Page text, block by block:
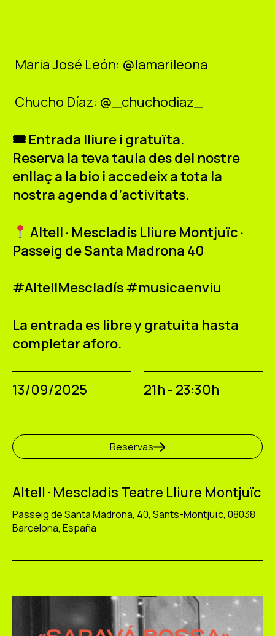
Maria José León: @lamarileona
Chucho Díaz: @_chuchodiaz_
🎟 Entrada lliure i gratuïta.
Reserva la teva taula des del nostre
enllaç a la bio i accedeix a tota la
nostra agenda d’activitats.
Altell · Mescladís Lliure Montjuïc ·
Passeig de Santa Madrona 40
#AltellMescladís #musicaenviu
La entrada es libre y gratuita hasta
completar aforo.
13/09/2025 21h - 23:30h
Reservas
Altell · Mescladís Teatre Lliure Montjuïc
Passeig de Santa Madrona, 40, Sants-Montjuïc, 08038
Barcelona, España